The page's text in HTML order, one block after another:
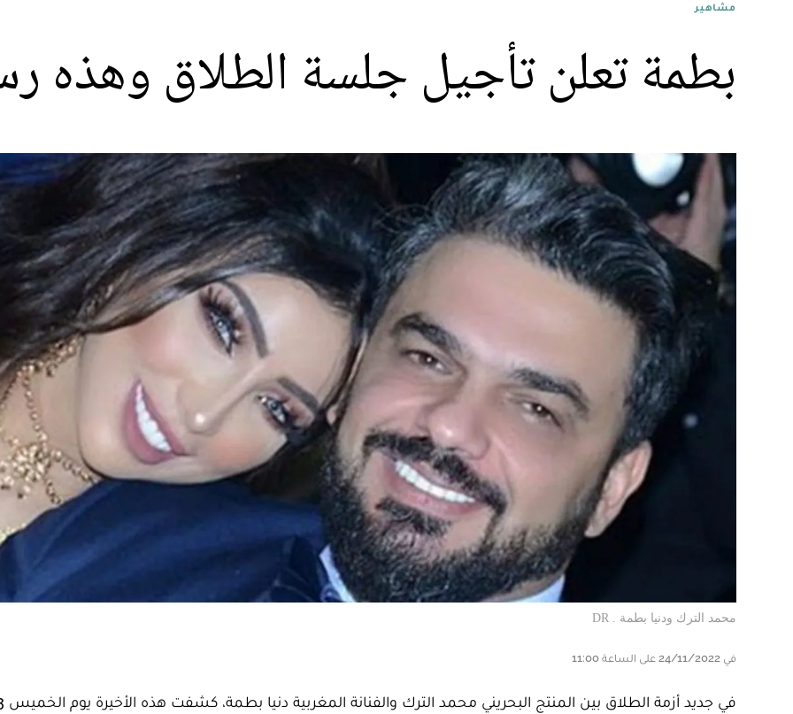
مشاهير
بطمة تعلن تأجيل جلسة الطلاق وهذه
محمد الترك ودنيا بطمة . DR
في 24/11/2022 على الساعة 11:00